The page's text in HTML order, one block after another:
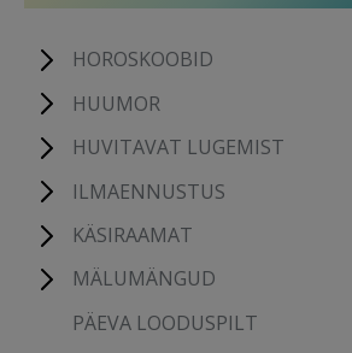
HOROSKOOBID
HUUMOR
HUVITAVAT LUGEMIST
ILMAENNUSTUS
KÄSIRAAMAT
MÄLUMÄNGUD
PÄEVA LOODUSPILT